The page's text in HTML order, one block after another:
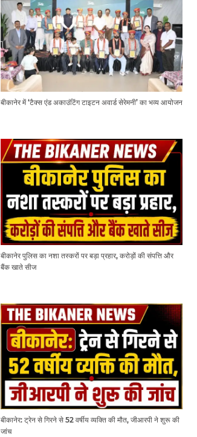
बीकानेर में ‘टैक्स एंड अकाउंटिंग टाइटन अवार्ड सेरेमनी’ का भव्य आयोजन
बीकानेर पुलिस का नशा तस्करों पर बड़ा प्रहार, करोड़ों की संपत्ति और
बैंक खाते सीज
बीकानेर: ट्रेन से गिरने से 52 वर्षीय व्यक्ति की मौत, जीआरपी ने शुरू की
जांच